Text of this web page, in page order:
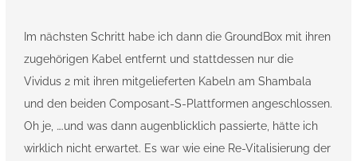
Im nächsten Schritt habe ich dann die GroundBox mit ihren
zugehörigen Kabel entfernt und stattdessen nur die
Vividus 2 mit ihren mitgelieferten Kabeln am Shambala
und den beiden Composant-S-Plattformen angeschlossen.
Oh je, ….und was dann augenblicklich passierte, hätte ich
wirklich nicht erwartet. Es war wie eine Re-Vitalisierung der